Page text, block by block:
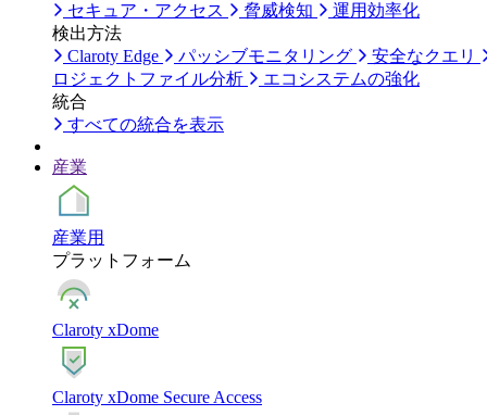
セキュア・アクセス
脅威検知
運用効率化
検出方法
Claroty Edge
パッシブモニタリング
安全なクエリ
ロジェクトファイル分析
エコシステムの強化
統合
すべての統合を表示
産業
産業用
プラットフォーム
Claroty xDome
Claroty xDome Secure Access